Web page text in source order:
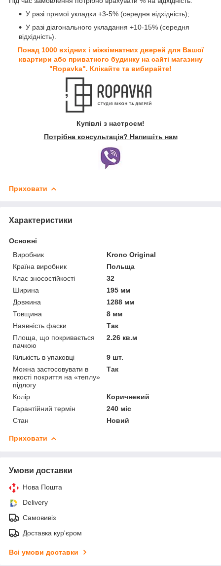
У разі прямої укладки +3-5% (середня відхідність);
У разі діагонального укладання +10-15% (середня
відхідність).
Понад 1000 вхідних і міжкімнатних дверей для Вашої
квартири або приватного будинку на сайті магазину
"Ropavka". Клікайте та вибирайте!
Купівлі з настроєм!
Потрібна консультація? Напишіть нам
Приховати
Характеристики
Основні
Виробник
Krono Original
Країна виробник
Польща
Клас зносостійкості
32
Ширина
195 мм
Довжина
1288 мм
Товщина
8 мм
Наявність фаски
Так
Площа, що покривається
пачкою
2.26 кв.м
Кількість в упаковці
9 шт.
Можна застосовувати в
якості покриття на «теплу»
підлогу
Так
Колір
Коричневий
Гарантійний термін
240 міс
Стан
Новий
Приховати
Умови доставки
Нова Пошта
Delivery
Самовивіз
Доставка кур'єром
Всі умови доставки